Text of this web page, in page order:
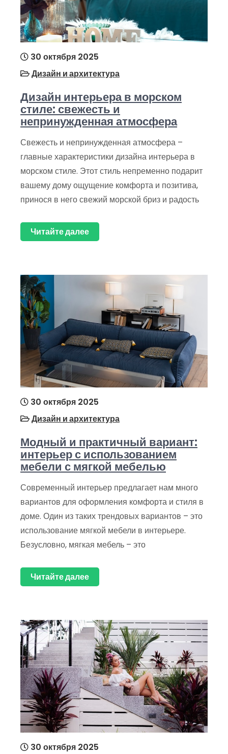
30 октября 2025
Дизайн и архитектура
Дизайн интерьера в морском
стиле: свежесть и
непринужденная атмосфера
Свежесть и непринужденная атмосфера –
главные характеристики дизайна интерьера в
морском стиле. Этот стиль непременно подарит
вашему дому ощущение комфорта и позитива,
принося в него свежий морской бриз и радость
Читайте далее
30 октября 2025
Дизайн и архитектура
Модный и практичный вариант:
интерьер с использованием
мебели с мягкой мебелью
Современный интерьер предлагает нам много
вариантов для оформления комфорта и стиля в
доме. Один из таких трендовых вариантов – это
использование мягкой мебели в интерьере.
Безусловно, мягкая мебель – это
Читайте далее
30 октября 2025